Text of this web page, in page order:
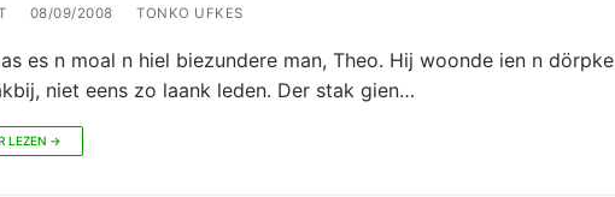
08/09/2008 TONKO UFKES
es n moal n hiel biezundere man, Theo. Hij woonde ien n dörpke
niet eens zo laank leden. Der stak gien…
LEZEN →